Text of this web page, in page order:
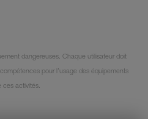
ePPEcentre
le contrôle et le suivi de
votre parc d'EPI.
dangereuses. Chaque utilisateur doit
pour l’usage des équipements
ces activités.